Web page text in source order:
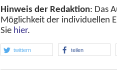
Hinweis der Redaktion: Das
Möglichkeit der individuellen
Sie hier.
twittern teilen